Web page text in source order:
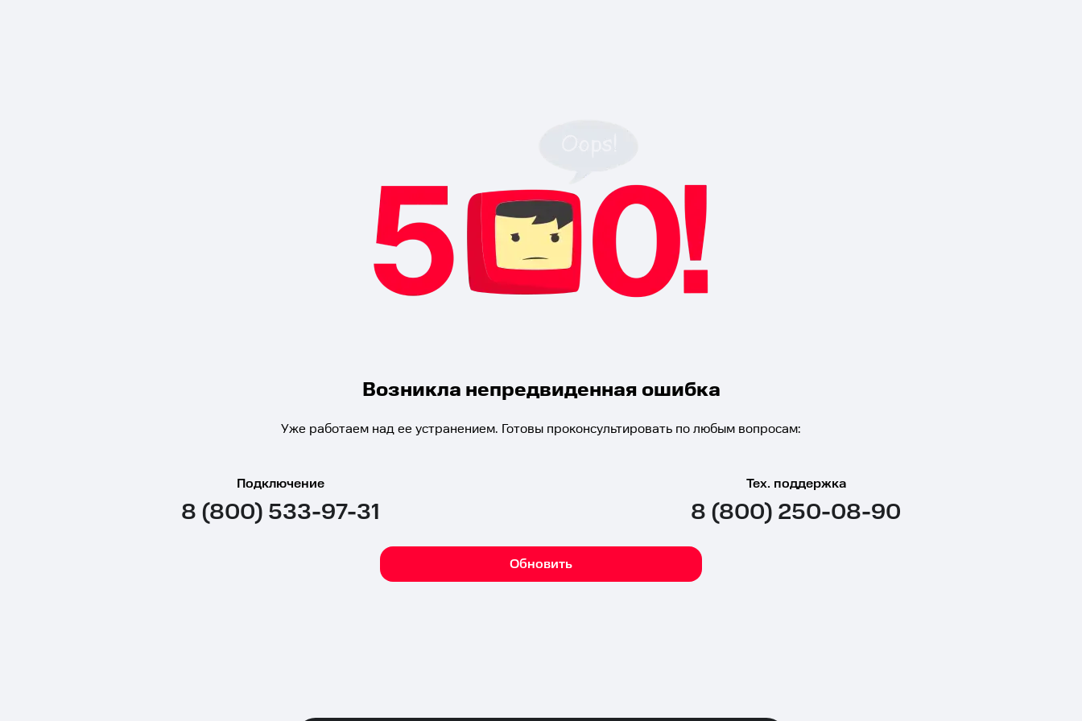
Возникла непредвиденная ошибка
Уже работаем над ее устранением. Готовы проконсультировать по любым вопросам:
Подключение
8 (800) 533-97-31
Тех. поддержка
8 (800) 250-08-90
Обновить